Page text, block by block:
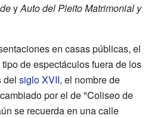
yAuto del Pleito Matrimonial y
en casas públicas, el
de espectáculos fuera de los
del siglo XVII, el nombre de
por el de "Coliseo de
se recuerda en una calle